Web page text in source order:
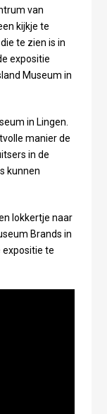
van
kijkje te
te zien is in
expositie
Museum in
in Lingen.
manier de
in de
kunnen
lokkertje naar
Brands in
expositie te